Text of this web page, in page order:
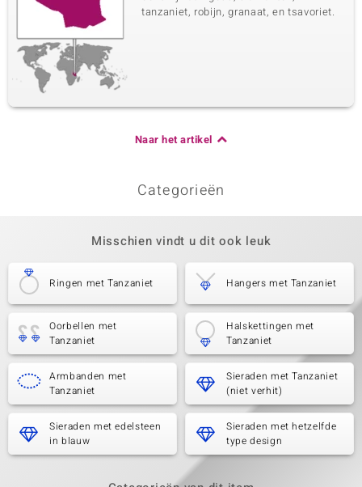
tanzaniet, robijn, granaat, en tsavoriet.
Naar het artikel
Categorieën
Misschien vindt u dit ook leuk
Ringen met Tanzaniet Hangers met Tanzaniet
Oorbellen met
Tanzaniet
Halskettingen met
Tanzaniet
Armbanden met
Tanzaniet
Sieraden met Tanzaniet
(niet verhit)
Sieraden met edelsteen
in blauw
Sieraden met hetzelfde
type design